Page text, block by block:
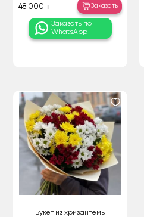
48 000 ₸ Заказать
Заказать по
WhatsApp
Букет из хризантемы